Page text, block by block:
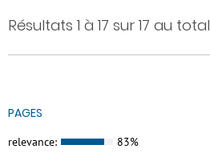
Résultats 1 à 17 sur 17 au total
PAGES
relevance: 83%